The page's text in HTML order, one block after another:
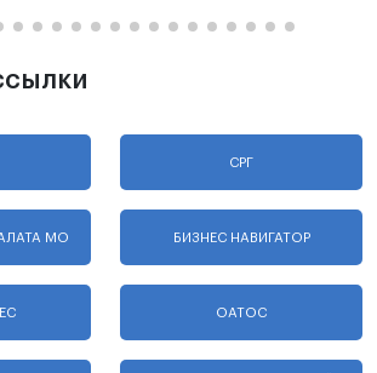
СРГ
МО БИЗНЕС НАВИГАТОР
ОАТОС